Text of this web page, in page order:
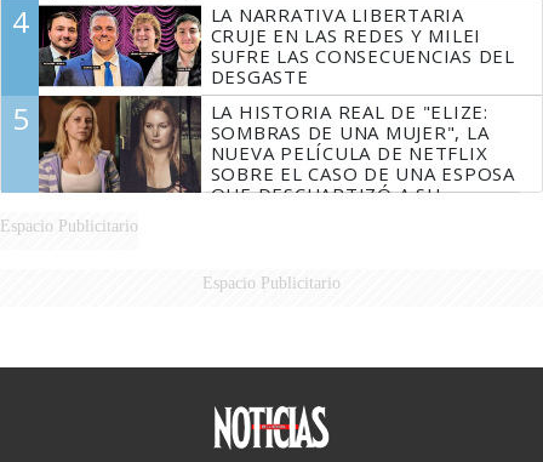
4
LA NARRATIVA LIBERTARIA
CRUJE EN LAS REDES Y MILEI
SUFRE LAS CONSECUENCIAS DEL
DESGASTE
5
LA HISTORIA REAL DE "ELIZE:
SOMBRAS DE UNA MUJER", LA
NUEVA PELÍCULA DE NETFLIX
SOBRE EL CASO DE UNA ESPOSA
QUE DESCUARTIZÓ A SU
Espacio Publicitario
Espacio Publicitario